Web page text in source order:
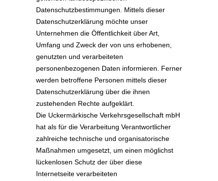
Datenschutzbestimmungen. Mittels dieser
Datenschutzerklärung möchte unser
Unternehmen die Öffentlichkeit über Art,
Umfang und Zweck der von uns erhobenen,
genutzten und verarbeiteten
personenbezogenen Daten informieren. Ferner
werden betroffene Personen mittels dieser
Datenschutzerklärung über die ihnen
zustehenden Rechte aufgeklärt.
Die Uckermärkische Verkehrsgesellschaft mbH
hat als für die Verarbeitung Verantwortlicher
zahlreiche technische und organisatorische
Maßnahmen umgesetzt, um einen möglichst
lückenlosen Schutz der über diese
Internetseite verarbeiteten